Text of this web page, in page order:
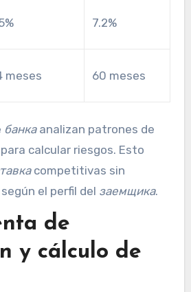
7.2%
meses 60 meses
банкаanalizan patrones de
calcular riesgos. Esto
competitivas sin
el perfil del заемщика.
de
y cálculo de